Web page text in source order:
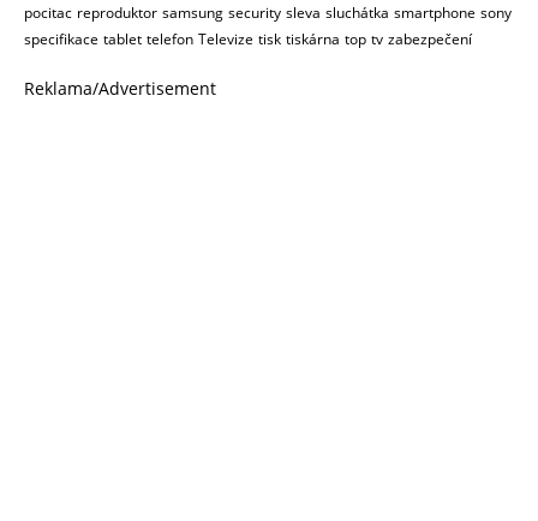
pocitac reproduktor samsung security sleva sluchátka smartphone sony
specifikace tablet telefon Televize tisk tiskárna top tv zabezpečení
Reklama/Advertisement